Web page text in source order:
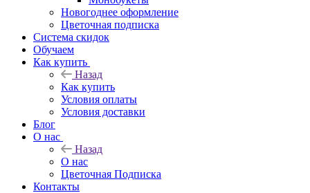
Новогоднее оформление
Цветочная подписка
Система скидок
Обучаем
Как купить
Назад
Как купить
Условия оплаты
Условия доставки
Блог
О нас
Назад
О нас
Цветочная Подписка
Контакты